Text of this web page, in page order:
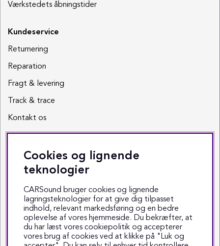
Værkstedets åbningstider
Kundeservice
Returnering
Reparation
Fragt & levering
Track & trace
Kontakt os
Sociale medier
Facebook
Instagram
Youtube
TikTok
Cookies og lignende
teknologier
CARSound bruger cookies og lignende
lagringsteknologier for at give dig tilpasset
indhold, relevant markedsføring og en bedre
oplevelse af vores hjemmeside. Du bekræfter, at
du har læst vores cookiepolitik og accepterer
vores brug af cookies ved at klikke på "Luk og